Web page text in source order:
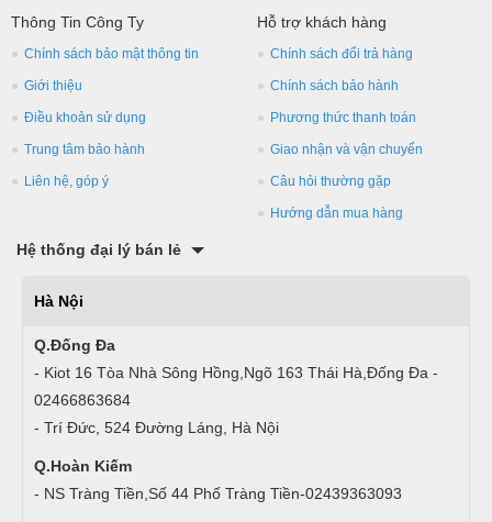
Thông Tin Công Ty
Chính sách bảo mật thông tin
Giới thiệu
Điều khoản sử dụng
Trung tâm bảo hành
Liên hệ, góp ý
Hỗ trợ khách hàng
Chính sách đổi trả hàng
Chính sách bảo hành
Phương thức thanh toán
Giao nhận và vận chuyển
Câu hỏi thường gặp
Hướng dẫn mua hàng
Hệ thống đại lý bán lẻ
Hà Nội
Q.Đống Đa
- Kiot 16 Tòa Nhà Sông Hồng,Ngõ 163 Thái Hà,Đống Đa -
02466863684
- Trí Đức, 524 Đường Láng, Hà Nội
Q.Hoàn Kiếm
- NS Tràng Tiền,Số 44 Phố Tràng Tiền-02439363093